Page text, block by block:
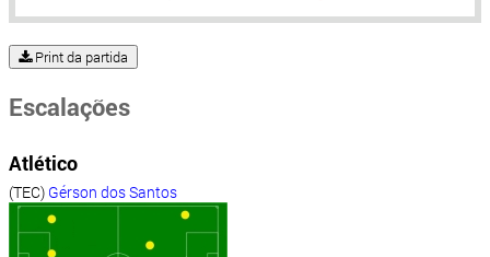
Print da partida
Escalações
Atlético
(TEC) Gérson dos Santos